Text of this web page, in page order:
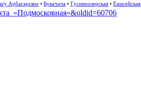
у Арбагарское • Букачача • Гусиноозерская • Енисейская